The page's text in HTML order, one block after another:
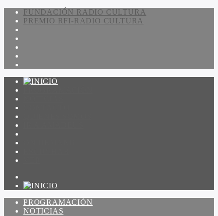
FUNDACIÓN RADIO CULTURA
PREMIO RFI-RADIO CULTURA
PROGRAMACIÓN
NOTICIAS